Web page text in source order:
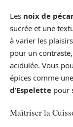
Les noix de
sucrée et une
à varier les
pour un contraste,
acidulée. Vous
épices comme
d’Espelette pour
Maîtriser la